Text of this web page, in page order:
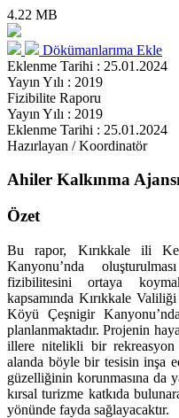
4.22 MB
Dökümanlarıma Ekle
Eklenme Tarihi : 25.01.2024
Yayın Yılı : 2019
Fizibilite Raporu
Yayın Yılı : 2019
Eklenme Tarihi : 25.01.2024
Hazırlayan / Koordinatör
Ahiler Kalkınma
Özet
Bu rapor, Kırıkkale ili
Kanyonu’nda
fizibilitesini ortaya
kapsamında Kırıkkale
Köyü Çeşnigir
planlanmaktadır. Projenin
illere nitelikli bir rekreasyon
alanda böyle bir tesisin inşa
güzelliğinin korunmasına da
kırsal turizme katkıda
yönünde fayda sağlayacaktır.